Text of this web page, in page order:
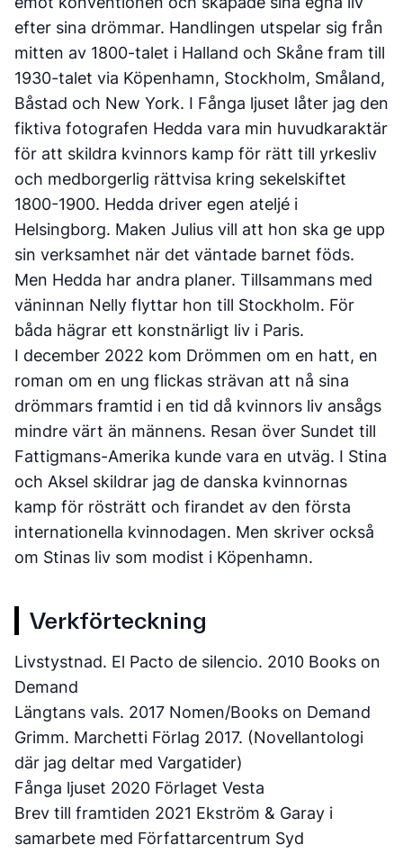
efter sina drömmar. Handlingen utspelar sig från
mitten av 1800-talet i Halland och Skåne fram till
1930-talet via Köpenhamn, Stockholm, Småland,
Båstad och New York. I Fånga ljuset låter jag den
fiktiva fotografen Hedda vara min huvudkaraktär
för att skildra kvinnors kamp för rätt till yrkesliv
och medborgerlig rättvisa kring sekelskiftet
1800-1900. Hedda driver egen ateljé i
Helsingborg. Maken Julius vill att hon ska ge upp
sin verksamhet när det väntade barnet föds.
Men Hedda har andra planer. Tillsammans med
väninnan Nelly flyttar hon till Stockholm. För
båda hägrar ett konstnärligt liv i Paris.
I december 2022 kom Drömmen om en hatt, en
roman om en ung flickas strävan att nå sina
drömmars framtid i en tid då kvinnors liv ansågs
mindre värt än männens. Resan över Sundet till
Fattigmans-Amerika kunde vara en utväg. I Stina
och Aksel skildrar jag de danska kvinnornas
kamp för rösträtt och firandet av den första
internationella kvinnodagen. Men skriver också
om Stinas liv som modist i Köpenhamn.
Verkförteckning
Livstystnad. El Pacto de silencio. 2010 Books on
Demand
Längtans vals. 2017 Nomen/Books on Demand
Grimm. Marchetti Förlag 2017. (Novellantologi
där jag deltar med Vargatider)
Fånga ljuset 2020 Förlaget Vesta
Brev till framtiden 2021 Ekström & Garay i
samarbete med Författarcentrum Syd